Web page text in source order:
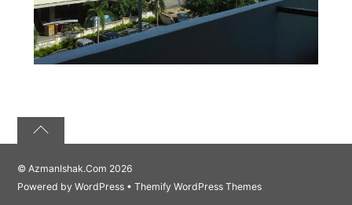
©AzmanIshak.Com 2026
Powered byWordPress •Themify WordPress Themes